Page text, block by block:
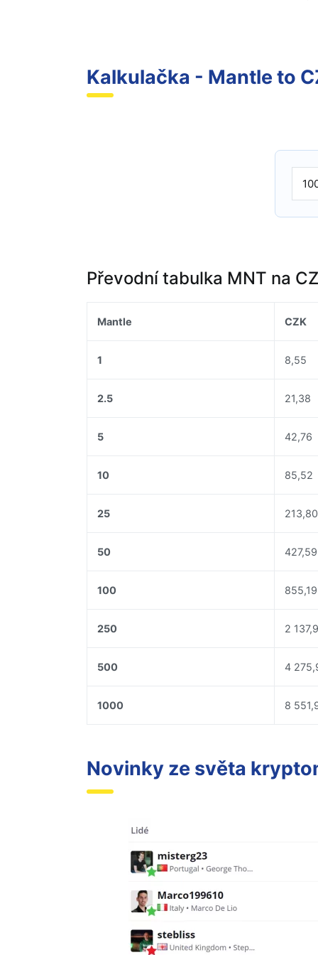
Kalkulačka - Mantle to
Převodní tabulka MNT na
Mantle CZK
1 8,55
2.5 21,38
5 42,76
10 85,52
25 213,80
50 427,59
100 855,19
250 2
500 4
1000 8
Novinky ze světa